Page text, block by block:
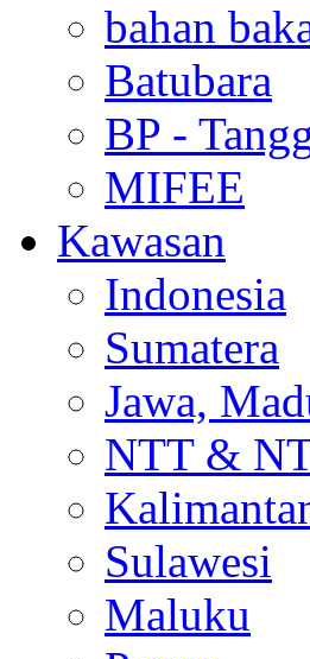
bahan
Batubara
BP -
MIFEE
Kawasan
Indonesia
Sumatera
Jawa,
NTT &
Sulawesi
Maluku